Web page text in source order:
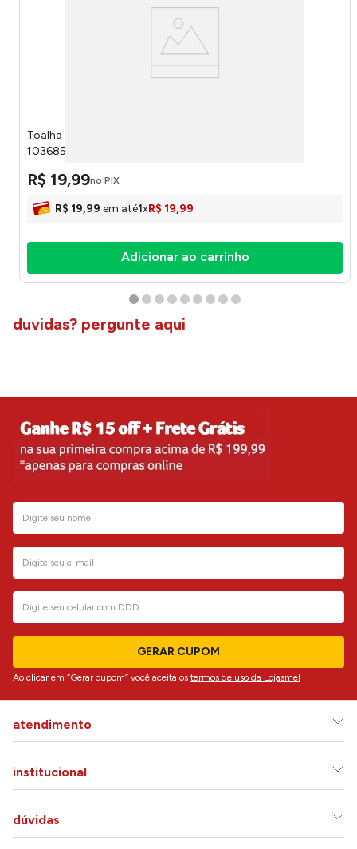
Toalha Rosto Vitta Cor F2421 Marinho 45x80cm
103685682421 - Camesa
R$ 19,99no PIX
R$ 19,99 em até1xR$ 19,99
Adicionar ao carrinho
duvidas? pergunte aqui
GERAR CUPOM
Ao clicar em “Gerar cupom” você aceita os termos de uso da Lojasmel
atendimento
institucional
dúvidas